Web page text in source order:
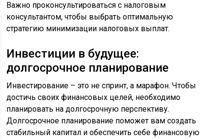
Важно проконсультироваться с налоговым
консультантом, чтобы выбрать оптимальную
стратегию минимизации налоговых выплат.
Инвестиции в будущее:
долгосрочное планирование
Инвестирование – это не спринт, а марафон. Чтобы
достичь своих финансовых целей, необходимо
планировать на долгосрочную перспективу.
Долгосрочное планирование поможет вам создать
стабильный капитал и обеспечить себе финансовую